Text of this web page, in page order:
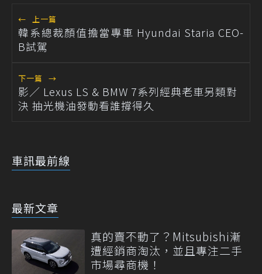
← 上一篇
韓系總裁顏值擔當專車 Hyundai Staria CEO-
B試駕
下一篇 →
影／ Lexus LS & BMW 7系列經典老車另類對
決 抽光機油發動看誰撐得久
車訊最前線
最新文章
真的賣不動了？Mitsubishi漸
遭經銷商淘汰，並且專注二手
市場尋商機！